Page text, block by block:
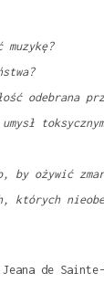
muzykę?
odebrana
by ożywić
których
de Sainte-